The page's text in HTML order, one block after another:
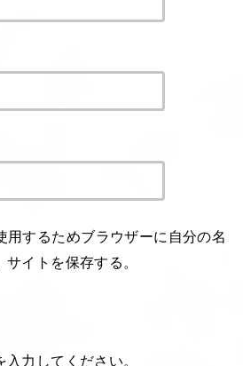
用するためブラウザーに自分の名
イトを保存する。
入力してください。